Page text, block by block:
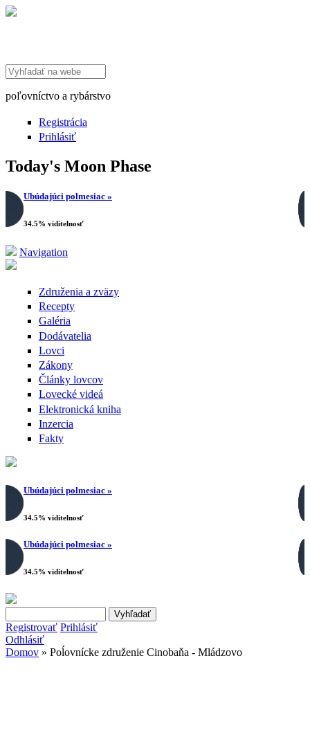
Search this site
poľovníctvo a rybárstvo
Registrácia
Prihlásiť
Today's Moon Phase
Ubúdajúci polmesiac »
34.5% viditelnosť
Navigation
Združenia a zväzy
Recepty
Galéria
Dodávatelia
Lovci
Zákony
Články lovcov
Lovecké videá
Elektronická kniha
Inzercia
Fakty
Ubúdajúci polmesiac »
34.5% viditelnosť
Ubúdajúci polmesiac »
34.5% viditelnosť
Vyhľadávanie
Registrovať Prihlásiť
Odhlásiť
Domov » Poĺovnícke združenie Cinobaňa - Mládzovo